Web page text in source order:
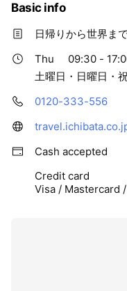
Basic info
日帰りから世界ま
Thu
09:30 -
土曜日・日曜日・
0120-333-556
Cash accepted
Credit card
Visa / Mastercard